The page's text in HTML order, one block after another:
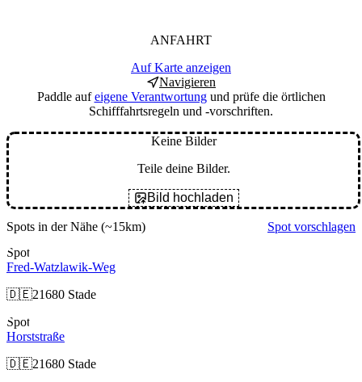
ANFAHRT
Auf Karte anzeigen
Navigieren
Paddle aufeigene Verantwortungund prüfe die örtlichen
Schifffahrtsregeln und -vorschriften.
Keine Bilder
Teile deine Bilder.
Bild hochladen
Spots in der Nähe (~15km)
Spot vorschlagen
Spot
Fred-Watzlawik-Weg
🇩🇪21680 Stade
Spot
Horststraße
🇩🇪21680 Stade